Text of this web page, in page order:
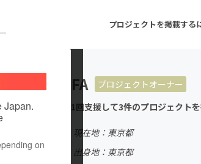
プロジェクトを掲載する
注目のリターン 注目の新着プロ
音楽
Japan.
on
NGO TOFA
プロジェクトオーナー
これまでに1回支援して3件のプロジェクト
現在地：東京都
出身国：日本
出身地：東京都